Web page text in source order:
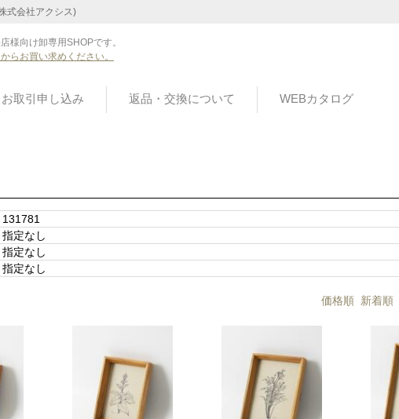
式会社アクシス)
様向け卸専用SHOPです。
らお買い求めください。
お取引申し込み 返品・交換について WEBカタログ
131781
指定なし
指定なし
指定なし
価格順 新着順